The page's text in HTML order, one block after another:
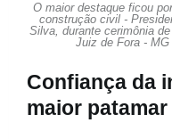
O maior destaque ficou
construção civil -
Silva, durante cerimônia
Juiz de Fora -
Confiança da
maior